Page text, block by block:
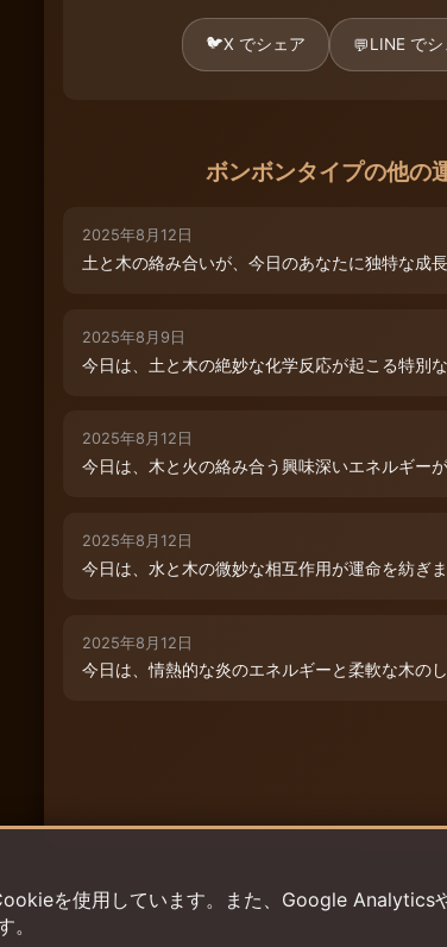
🐦X でシェア 💬LINE でシ
ボンボンタイプの他の
2025年8月12日
土と木の絡み合いが、今日のあなたに独特な成
2025年8月9日
今日は、土と木の絶妙な化学反応が起こる特別
2025年8月12日
今日は、木と火の絡み合う興味深いエネルギー
2025年8月12日
今日は、水と木の微妙な相互作用が運命を紡ぎ
2025年8月12日
今日は、情熱的な炎のエネルギーと柔軟な木の
を使用しています。また、Google Analytics